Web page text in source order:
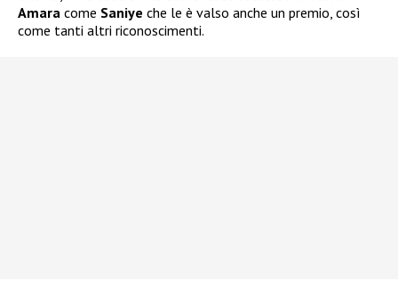
Amara come Saniye che le è valso anche un premio, così
come tanti altri riconoscimenti.